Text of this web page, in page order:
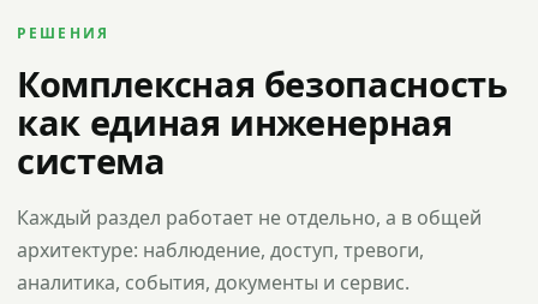
РЕШЕНИЯ
Комплексная безопасность
как единая инженерная
система
Каждый раздел работает не отдельно, а в общей
архитектуре: наблюдение, доступ, тревоги,
аналитика, события, документы и сервис.